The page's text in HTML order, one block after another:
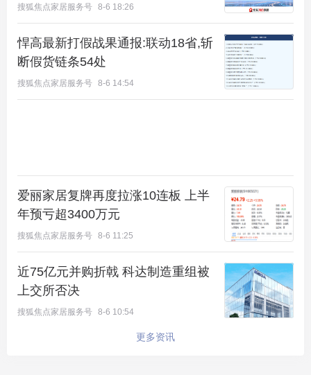
搜狐焦点家居服务号 8-6 18:26
悍高最新打假战果通报:联动18省,斩
断假货链条54处
搜狐焦点家居服务号 8-6 14:54
爱丽家居复牌再度拉涨10连板 上半
年预亏超3400万元
搜狐焦点家居服务号 8-6 11:25
近75亿元并购折戟 科达制造重组被
上交所否决
搜狐焦点家居服务号 8-6 10:54
更多资讯